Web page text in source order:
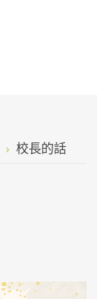
校長的話